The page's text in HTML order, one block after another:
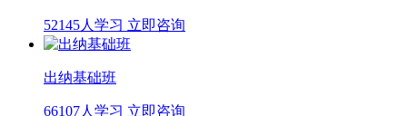
52145人学习 立即咨询
出纳基础班
66107人学习 立即咨询